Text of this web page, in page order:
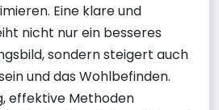
Eine klare und
nicht nur ein besseres
sondern steigert auch
und das Wohlbefinden.
effektive Methoden